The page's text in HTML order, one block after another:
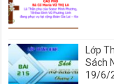
Lớp
Sách
19/6/